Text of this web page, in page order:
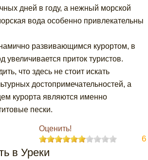
дней в году, а нежный морской
вода особенно привлекательны
развивающимся курортом, в
увеличивается приток туристов.
что здесь не стоит искать
достопримечательностей, а
курорта являются именно
пески.
Оценить!
6
в Уреки